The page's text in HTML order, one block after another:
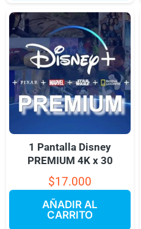
1 Pantalla Disney
PREMIUM 4K x 30
$17.000
AÑADIR AL
CARRITO